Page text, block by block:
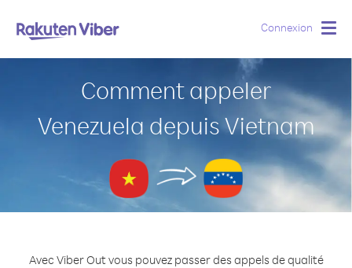
Connexion
Comment appeler
Venezuela depuis Vietnam
Avec Viber Out vous pouvez passer des appels de qualité